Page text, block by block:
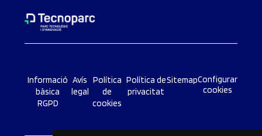
Informació
bàsica
RGPD
Avís
legal
Política
de
cookies
Política de
privacitat
SitemapConfigurar
cookies